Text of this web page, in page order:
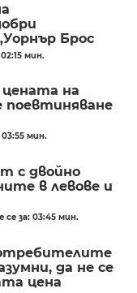
Брос
за 110
мин.
цената на
поевтиняване
мин.
с двойно
в левове и
се за: 03:45 мин.
да не се
цена